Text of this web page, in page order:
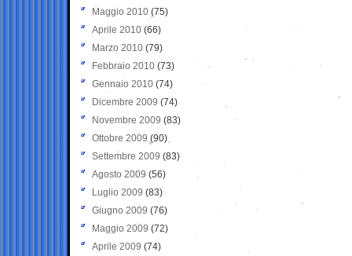
Maggio 2010 (75)
Aprile 2010 (66)
Marzo 2010 (79)
Febbraio 2010 (73)
Gennaio 2010 (74)
Dicembre 2009 (74)
Novembre 2009 (83)
Ottobre 2009 (90)
Settembre 2009 (83)
Agosto 2009 (56)
Luglio 2009 (83)
Giugno 2009 (76)
Maggio 2009 (72)
Aprile 2009 (74)